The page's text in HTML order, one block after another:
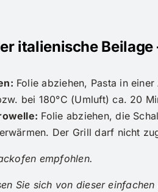
italienische
Folie abziehen, Pasta in
bei 180°C (Umluft) ca. 20
Folie abziehen, die
Der Grill darf nicht
empfohlen.
Sie sich von dieser